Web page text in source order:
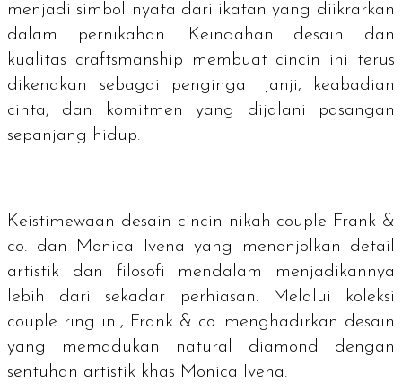
menjadi simbol nyata dari ikatan yang diikrarkan
dalam pernikahan. Keindahan desain dan
kualitas craftsmanship membuat cincin ini terus
dikenakan sebagai pengingat janji, keabadian
cinta, dan komitmen yang dijalani pasangan
sepanjang hidup.
Keistimewaan desain cincin nikah couple Frank &
co. dan Monica Ivena yang menonjolkan detail
artistik dan filosofi mendalam menjadikannya
lebih dari sekadar perhiasan. Melalui koleksi
couple ring ini, Frank & co. menghadirkan desain
yang memadukan natural diamond dengan
sentuhan artistik khas Monica Ivena.